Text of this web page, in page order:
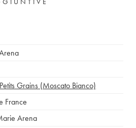
Grains (Moscato Bianco)
France
Arena